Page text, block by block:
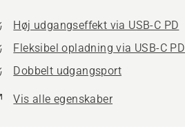
Høj udgangseffekt via USB-C PD
Fleksibel opladning via USB-C PD
Dobbelt udgangsport
Vis alle egenskaber